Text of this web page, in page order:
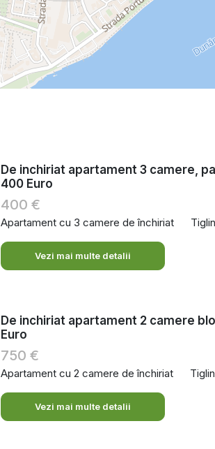
De inchiriat apartament 3 camere,
400 Euro
400 €
Apartament cu 3 camere de închiriat
Vezi mai multe detalii
De inchiriat apartament 2 camere
Euro
750 €
Apartament cu 2 camere de închiriat
Vezi mai multe detalii